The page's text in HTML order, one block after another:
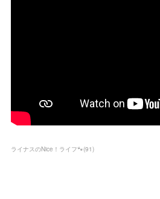
ライナスのNice！ライフ🐾(91)